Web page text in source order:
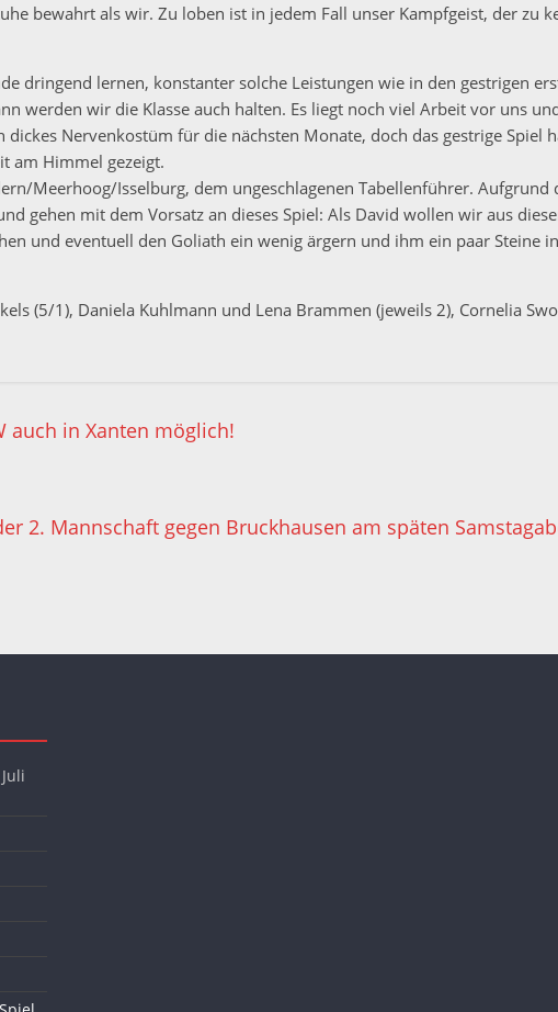
bewahrt als wir. Zu loben ist in jedem Fall unser Kampfgeist, der zu
dringend lernen, konstanter solche Leistungen wie in den gestrigen
werden wir die Klasse auch halten. Es liegt noch viel Arbeit vor uns
Nervenkostüm für die nächsten Monate, doch das gestrige Spiel
am Himmel gezeigt.
Meerhoog/Isselburg, dem ungeschlagenen Tabellenführer. Aufgrund
gehen mit dem Vorsatz an dieses Spiel: Als David wollen wir aus
und eventuell den Goliath ein wenig ärgern und ihm ein paar Steine
(5/1), Daniela Kuhlmann und Lena Brammen (jeweils 2), Cornelia
auch in Xanten möglich!
2. Mannschaft gegen Bruckhausen am späten